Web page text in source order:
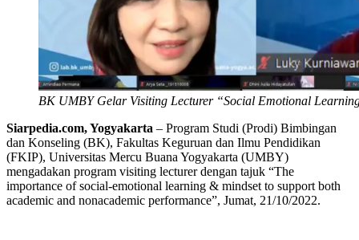
BK UMBY Gelar Visiting Lecturer “Social Emotional
Siarpedia.com, Yogyakarta – Program Studi (Prodi) Bimbingan
dan Konseling (BK), Fakultas Keguruan dan Ilmu Pendidikan
(FKIP), Universitas Mercu Buana Yogyakarta (UMBY)
mengadakan program visiting lecturer dengan tajuk “The
importance of social-emotional learning & mindset to support both
academic and nonacademic performance”, Jumat, 21/10/2022.